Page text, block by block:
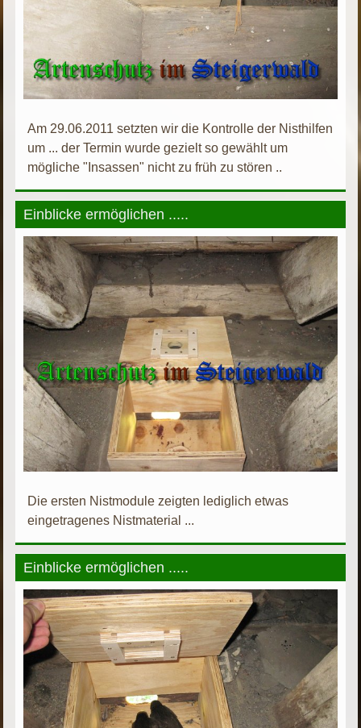
Am 29.06.2011 setzten wir die Kontrolle der Nisthilfen
um ... der Termin wurde gezielt so gewählt um
mögliche "Insassen" nicht zu früh zu stören ..
Einblicke ermöglichen .....
Die ersten Nistmodule zeigten lediglich etwas
eingetragenes Nistmaterial ...
Einblicke ermöglichen .....